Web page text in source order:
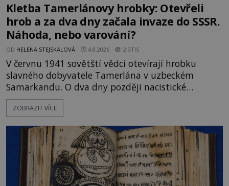
Kletba Tamerlánovy hrobky: Otevřeli
hrob a za dva dny začala invaze do SSSR.
Náhoda, nebo varování?
OD HELENA STEJSKALOVÁ 4.8.2026 2.3TIS
V červnu 1941 sovětští vědci otevírají hrobku
slavného dobyvatele Tamerlána v uzbeckém
Samarkandu. O dva dny později nacistické
Německo zahajuje operaci Barbarossa a napadá
Sovětský svaz. Shoda dat je natolik zarážející, že se
na legendě něco pravdy, nebo jde jen o fascinující
souhru okolností? Když antropolog Michail
Gerasimov (1907-1970) a
ZOBRAZIT VÍCE